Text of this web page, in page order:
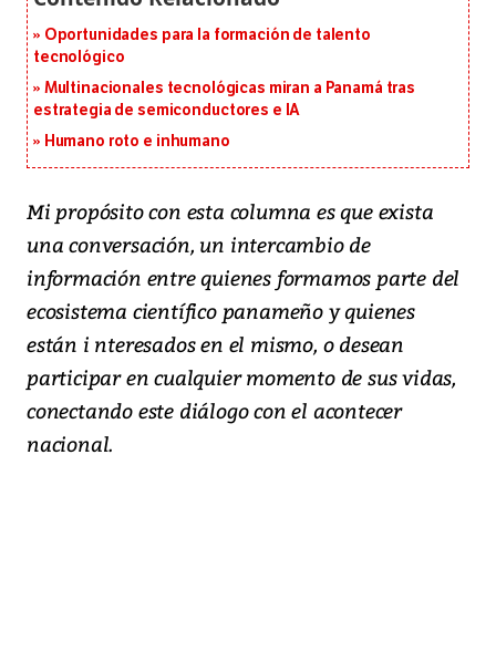
Oportunidades para la formación de talento
tecnológico
Multinacionales tecnológicas miran a Panamá tras
estrategia de semiconductores e IA
Humano roto e inhumano
Mi propósito con esta columna es que exista
una conversación, un intercambio de
información entre quienes formamos parte del
ecosistema científico panameño y quienes
están i nteresados en el mismo, o desean
participar en cualquier momento de sus vidas,
conectando este diálogo con el acontecer
nacional.